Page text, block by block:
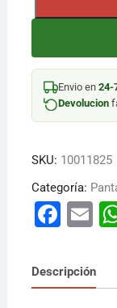
PANTALON
T54
TERGAL
VE
cantidad
Envio en 24-
Devolucion
SKU: 10011825
Categoría:
F
c
e
E
ai
l
Descripción